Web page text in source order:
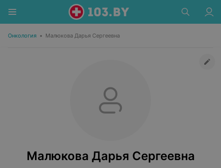
Онкология • Малюкова Дарья Сергеевна
Малюкова Дарья Сергеевна